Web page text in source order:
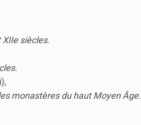
XIIe siècles.
monastères du haut Moyen Âge.